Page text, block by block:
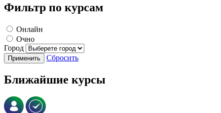
Фильтр по курсам
Онлайн
Очно
Город
Применить Сбросить
Ближайшие курсы